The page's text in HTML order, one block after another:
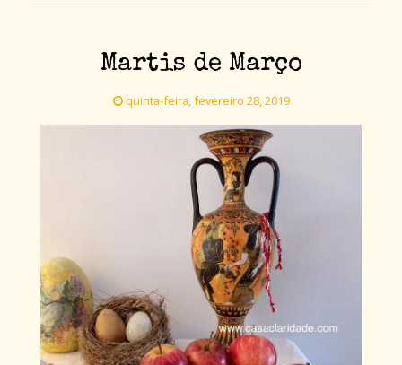
Martis de Março
quinta-feira, fevereiro 28, 2019